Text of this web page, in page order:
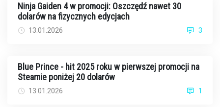
Ninja Gaiden 4 w promocji: Oszczędź nawet 30
dolarów na fizycznych edycjach
13.01.2026 3
Blue Prince - hit 2025 roku w pierwszej promocji na
Steamie poniżej 20 dolarów
13.01.2026 1